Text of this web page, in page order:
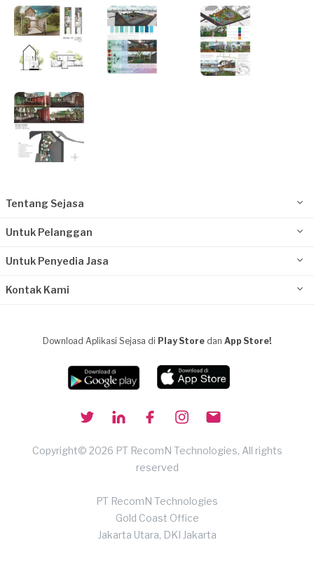
Tentang Sejasa
Untuk Pelanggan
Untuk Penyedia Jasa
Kontak Kami
Download Aplikasi Sejasa di Play Store dan App Store!
Copyright© 2026 PT RecomN Technologies, All rights
reserved
PT RecomN Technologies
Gold Coast Office
Jakarta Utara, DKI Jakarta